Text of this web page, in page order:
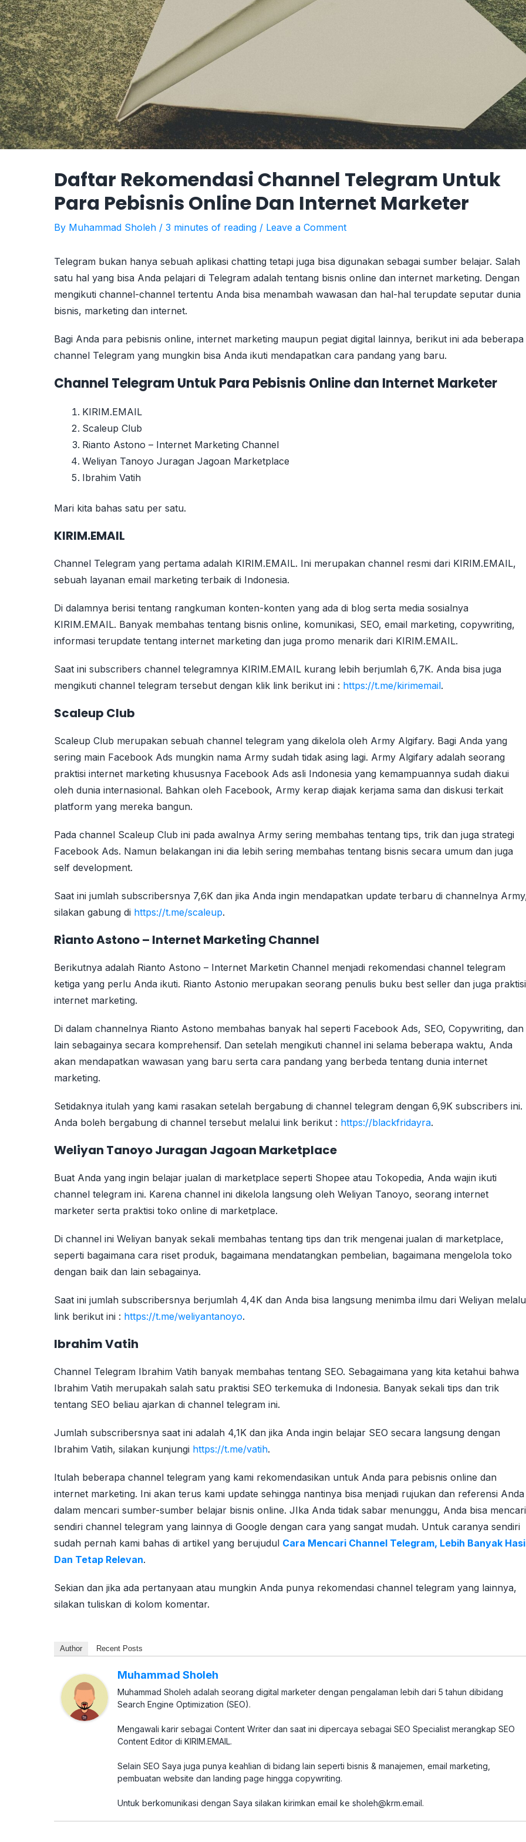
Daftar Rekomendasi Channel Telegram Untuk
Para Pebisnis Online Dan Internet Marketer
By Muhammad Sholeh / 3 minutes of reading / Leave a Comment
Telegram bukan hanya sebuah aplikasi chatting tetapi juga bisa digunakan sebagai sumber belajar. Salah
satu hal yang bisa Anda pelajari di Telegram adalah tentang bisnis online dan internet marketing. Dengan
mengikuti channel-channel tertentu Anda bisa menambah wawasan dan hal-hal terupdate seputar dunia
bisnis, marketing dan internet.
Bagi Anda para pebisnis online, internet marketing maupun pegiat digital lainnya, berikut ini ada beberapa
channel Telegram yang mungkin bisa Anda ikuti mendapatkan cara pandang yang baru.
Channel Telegram Untuk Para Pebisnis Online dan Internet Marketer
KIRIM.EMAIL
Scaleup Club
Rianto Astono – Internet Marketing Channel
Weliyan Tanoyo Juragan Jagoan Marketplace
Ibrahim Vatih
Mari kita bahas satu per satu.
KIRIM.EMAIL
Channel Telegram yang pertama adalah KIRIM.EMAIL. Ini merupakan channel resmi dari KIRIM.EMAIL,
sebuah layanan email marketing terbaik di Indonesia.
Di dalamnya berisi tentang rangkuman konten-konten yang ada di blog serta media sosialnya
KIRIM.EMAIL. Banyak membahas tentang bisnis online, komunikasi, SEO, email marketing, copywriting,
informasi terupdate tentang internet marketing dan juga promo menarik dari KIRIM.EMAIL.
Saat ini subscribers channel telegramnya KIRIM.EMAIL kurang lebih berjumlah 6,7K. Anda bisa juga
mengikuti channel telegram tersebut dengan klik link berikut ini : https://t.me/kirimemail.
Scaleup Club
Scaleup Club merupakan sebuah channel telegram yang dikelola oleh Army Algifary. Bagi Anda yang
sering main Facebook Ads mungkin nama Army sudah tidak asing lagi. Army Algifary adalah seorang
praktisi internet marketing khususnya Facebook Ads asli Indonesia yang kemampuannya sudah diakui
oleh dunia internasional. Bahkan oleh Facebook, Army kerap diajak kerjama sama dan diskusi terkait
platform yang mereka bangun.
Pada channel Scaleup Club ini pada awalnya Army sering membahas tentang tips, trik dan juga strategi
Facebook Ads. Namun belakangan ini dia lebih sering membahas tentang bisnis secara umum dan juga
self development.
Saat ini jumlah subscribersnya 7,6K dan jika Anda ingin mendapatkan update terbaru di channelnya
silakan gabung di https://t.me/scaleup.
Rianto Astono – Internet Marketing Channel
Berikutnya adalah Rianto Astono – Internet Marketin Channel menjadi rekomendasi channel telegram
ketiga yang perlu Anda ikuti. Rianto Astonio merupakan seorang penulis buku best seller dan juga praktisi
internet marketing.
Di dalam channelnya Rianto Astono membahas banyak hal seperti Facebook Ads, SEO, Copywriting, dan
lain sebagainya secara komprehensif. Dan setelah mengikuti channel ini selama beberapa waktu, Anda
akan mendapatkan wawasan yang baru serta cara pandang yang berbeda tentang dunia internet
marketing.
Setidaknya itulah yang kami rasakan setelah bergabung di channel telegram dengan 6,9K subscribers ini.
Anda boleh bergabung di channel tersebut melalui link berikut : https://blackfridayra.
Weliyan Tanoyo Juragan Jagoan Marketplace
Buat Anda yang ingin belajar jualan di marketplace seperti Shopee atau Tokopedia, Anda wajin ikuti
channel telegram ini. Karena channel ini dikelola langsung oleh Weliyan Tanoyo, seorang internet
marketer serta praktisi toko online di marketplace.
Di channel ini Weliyan banyak sekali membahas tentang tips dan trik mengenai jualan di marketplace,
seperti bagaimana cara riset produk, bagaimana mendatangkan pembelian, bagaimana mengelola toko
dengan baik dan lain sebagainya.
Saat ini jumlah subscribersnya berjumlah 4,4K dan Anda bisa langsung menimba ilmu dari Weliyan
link berikut ini : https://t.me/weliyantanoyo.
Ibrahim Vatih
Channel Telegram Ibrahim Vatih banyak membahas tentang SEO. Sebagaimana yang kita ketahui bahwa
Ibrahim Vatih merupakah salah satu praktisi SEO terkemuka di Indonesia. Banyak sekali tips dan trik
tentang SEO beliau ajarkan di channel telegram ini.
Jumlah subscribersnya saat ini adalah 4,1K dan jika Anda ingin belajar SEO secara langsung dengan
Ibrahim Vatih, silakan kunjungi https://t.me/vatih.
Itulah beberapa channel telegram yang kami rekomendasikan untuk Anda para pebisnis online dan
internet marketing. Ini akan terus kami update sehingga nantinya bisa menjadi rujukan dan referensi Anda
dalam mencari sumber-sumber belajar bisnis online. JIka Anda tidak sabar menunggu, Anda bisa mencari
sendiri channel telegram yang lainnya di Google dengan cara yang sangat mudah. Untuk caranya sendiri
sudah pernah kami bahas di artikel yang berujudul Cara Mencari Channel Telegram, Lebih Banyak
Dan Tetap Relevan.
Sekian dan jika ada pertanyaan atau mungkin Anda punya rekomendasi channel telegram yang lainnya,
silakan tuliskan di kolom komentar.
Author Recent Posts
Muhammad Sholeh
Muhammad Sholeh adalah seorang digital marketer dengan pengalaman lebih dari 5 tahun dibidang
Search Engine Optimization (SEO).
Mengawali karir sebagai Content Writer dan saat ini dipercaya sebagai SEO Specialist merangkap SEO
Content Editor di KIRIM.EMAIL.
Selain SEO Saya juga punya keahlian di bidang lain seperti bisnis & manajemen, email marketing,
pembuatan website dan landing page hingga copywriting.
Untuk berkomunikasi dengan Saya silakan kirimkan email ke sholeh@krm.email.